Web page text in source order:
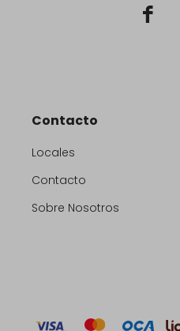

Contacto
Locales
Contacto
Sobre Nosotros